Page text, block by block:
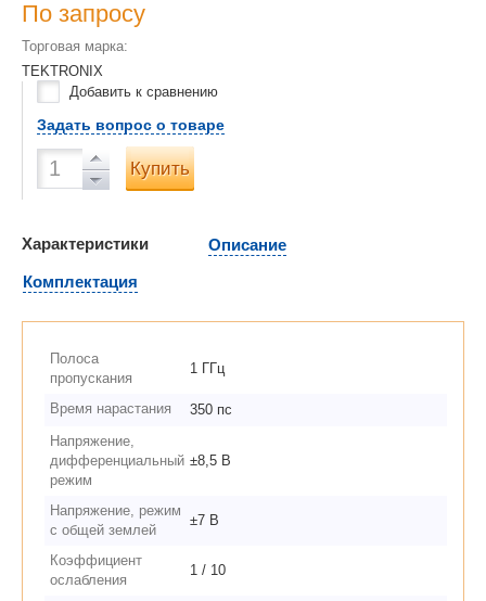
По запросу
Торговая марка:
TEKTRONIX
Добавить к сравнению
Задать вопрос о товаре
Купить
Характеристики
Описание
Комплектация
Полоса
пропускания
1 ГГц
Время нарастания
350 пс
Напряжение,
дифференциальный
режим
±8,5 В
Напряжение, режим
с общей землей
±7 В
Коэффициент
ослабления
1 / 10